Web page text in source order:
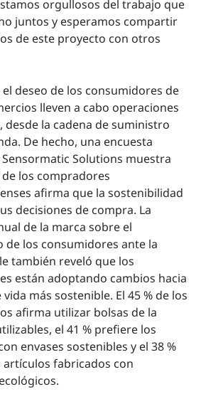
orgullosos del trabajo que
juntos y esperamos compartir
de este proyecto con otros
el deseo de los consumidores de
lleven a cabo operaciones
desde la cadena de suministro
De hecho, una encuesta
Solutions muestra
de los compradores
afirma que la sostenibilidad
decisiones de compra. La
de la marca sobre el
de los consumidores ante la
también reveló que los
están adoptando cambios hacia
más sostenible. El 45 % de los
afirma utilizar bolsas de la
el 41 % prefiere los
envases sostenibles y el 38 %
fabricados con